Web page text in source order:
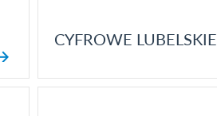
CYFROWE LUBELSKIE